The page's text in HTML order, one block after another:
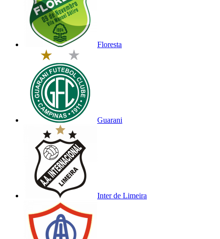
Floresta
Guarani
Inter de Limeira